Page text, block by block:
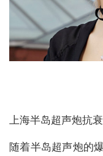
上海半岛超声炮抗
随着半岛超声炮的